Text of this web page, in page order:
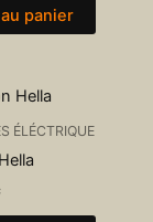
panier
ÉLÉCTRIQUE